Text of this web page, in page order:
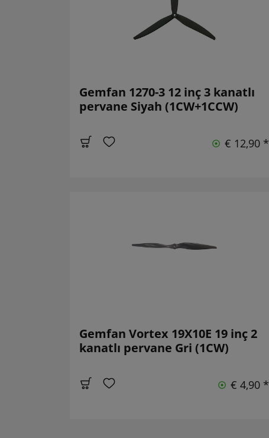
Gemfan 1270-3 12 inç 3 kanatlı
pervane Siyah (1CW+1CCW)
€ 12,90 *
Gemfan Vortex 19X10E 19 inç 2
kanatlı pervane Gri (1CW)
€ 4,90 *